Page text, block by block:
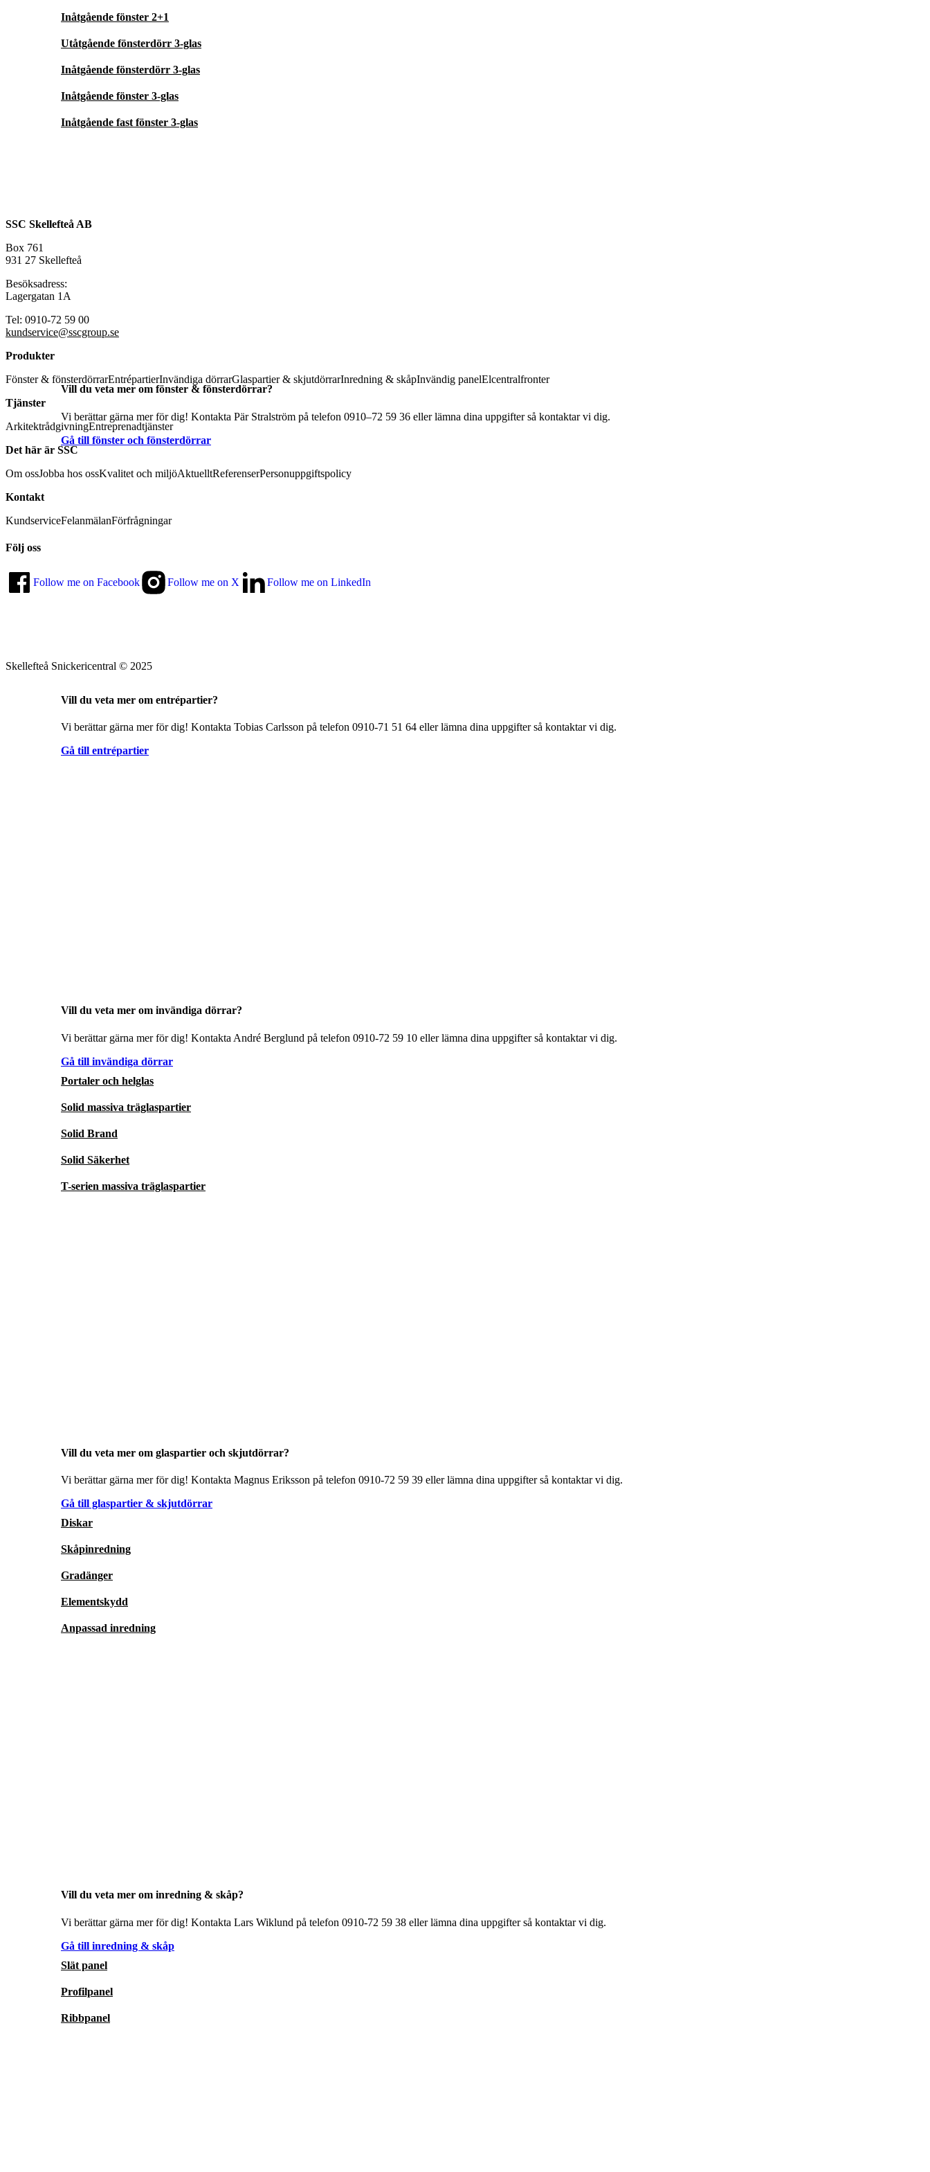
Inåtgående fönster 2+1
Utåtgående fönsterdörr 3-glas
Inåtgående fönsterdörr 3-glas
Inåtgående fönster 3-glas
Inåtgående fast fönster 3-glas
Vill du veta mer om fönster & fönsterdörrar?
Vi berättar gärna mer för dig! Kontakta Pär Stralström på telefon 0910–72 59 36 eller lämna dina uppgifter så kontaktar vi dig.
Gå till fönster och fönsterdörrar
Vill du veta mer om entrépartier?
Vi berättar gärna mer för dig! Kontakta Tobias Carlsson på telefon 0910-71 51 64 eller lämna dina uppgifter så kontaktar vi dig.
Gå till entrépartier
Vill du veta mer om invändiga dörrar?
Vi berättar gärna mer för dig! Kontakta André Berglund på telefon 0910-72 59 10 eller lämna dina uppgifter så kontaktar vi dig.
Gå till invändiga dörrar
Portaler och helglas
Solid massiva träglaspartier
Solid Brand
Solid Säkerhet
T-serien massiva träglaspartier
Vill du veta mer om glaspartier och skjutdörrar?
Vi berättar gärna mer för dig! Kontakta Magnus Eriksson på telefon 0910-72 59 39 eller lämna dina uppgifter så kontaktar vi dig.
Gå till glaspartier & skjutdörrar
Diskar
Skåpinredning
Gradänger
Elementskydd
Anpassad inredning
Vill du veta mer om inredning & skåp?
Vi berättar gärna mer för dig! Kontakta Lars Wiklund på telefon 0910-72 59 38 eller lämna dina uppgifter så kontaktar vi dig.
Gå till inredning & skåp
Slät panel
Profilpanel
Ribbpanel
SSC Skellefteå AB
Box 761
931 27 Skellefteå
Besöksadress:
Lagergatan 1A
Tel: 0910-72 59 00
kundservice@sscgroup.se
Produkter
Fönster & fönsterdörrarEntrépartierInvändiga dörrarGlaspartier & skjutdörrarInredning & skåpInvändig panelElcentralfronter
Tjänster
ArkitektrådgivningEntreprenadtjänster
Det här är SSC
Om ossJobba hos ossKvalitet och miljöAktuelltReferenserPersonuppgiftspolicy
Kontakt
KundserviceFelanmälanFörfrågningar
Följ oss
Follow me on Facebook Follow me on X Follow me on LinkedIn
Skellefteå Snickericentral © 2025